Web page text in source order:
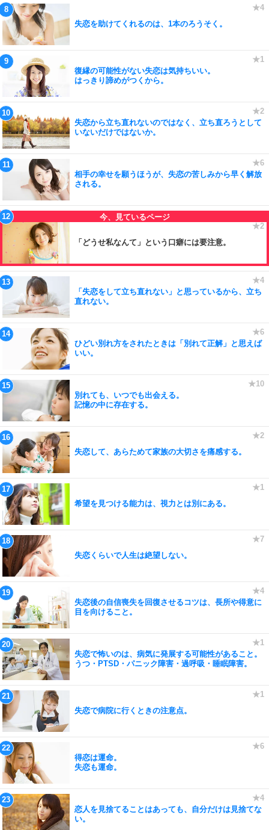
失恋を助けてくれるのは、1本のろうそく。
復縁の可能性がない失恋は気持ちいい。
はっきり諦めがつくから。
失恋から立ち直れないのではなく、立ち直ろうとして
いないだけではないか。
相手の幸せを願うほうが、失恋の苦しみから早く解放
される。
「どうせ私なんて」という口癖には要注意。
「失恋をして立ち直れない」と思っているから、立ち
直れない。
ひどい別れ方をされたときは「別れて正解」と思えば
いい。
別れても、いつでも出会える。
記憶の中に存在する。
失恋して、あらためて家族の大切さを痛感する。
希望を見つける能力は、視力とは別にある。
失恋くらいで人生は絶望しない。
失恋後の自信喪失を回復させるコツは、長所や得意に
目を向けること。
失恋で怖いのは、病気に発展する可能性があること。
うつ・PTSD・パニック障害・過呼吸・睡眠障害。
失恋で病院に行くときの注意点。
得恋は運命。
失恋も運命。
恋人を見捨てることはあっても、自分だけは見捨てな
い。